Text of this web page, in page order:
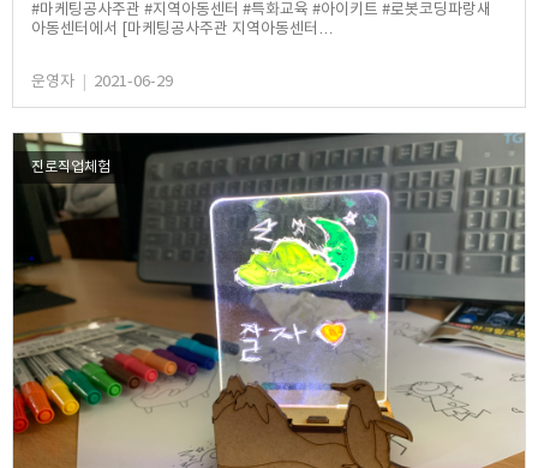
#마케팅공사주관 #지역아동센터 #특화교육 #아이키트 #로봇코딩파랑새
아동센터에서 [마케팅공사주관 지역아동센터…
운영자 2021-06-29
진로직업체험